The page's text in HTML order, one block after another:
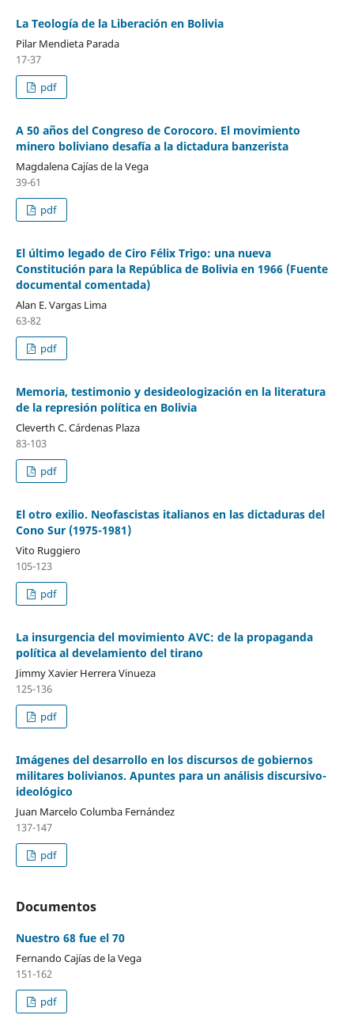
La Teología de la Liberación en Bolivia
Pilar Mendieta Parada
17-37
pdf
A 50 años del Congreso de Corocoro. El movimiento
minero boliviano desafía a la dictadura banzerista
Magdalena Cajías de la Vega
39-61
pdf
El último legado de Ciro Félix Trigo: una nueva
Constitución para la República de Bolivia en 1966 (Fuente
documental comentada)
Alan E. Vargas Lima
63-82
pdf
Memoria, testimonio y desideologización en la literatura
de la represión política en Bolivia
Cleverth C. Cárdenas Plaza
83-103
pdf
El otro exilio. Neofascistas italianos en las dictaduras del
Cono Sur (1975-1981)
Vito Ruggiero
105-123
pdf
La insurgencia del movimiento AVC: de la propaganda
política al develamiento del tirano
Jimmy Xavier Herrera Vinueza
125-136
pdf
Imágenes del desarrollo en los discursos de gobiernos
militares bolivianos. Apuntes para un análisis discursivo-
ideológico
Juan Marcelo Columba Fernández
137-147
pdf
Documentos
Nuestro 68 fue el 70
Fernando Cajías de la Vega
151-162
pdf